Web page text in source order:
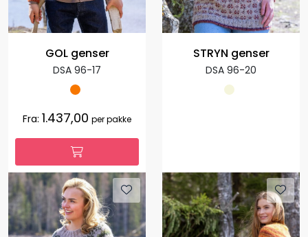
GOL genser
DSA 96-17
Fra: 1.437,00 per pakke
STRYN genser
DSA 96-20